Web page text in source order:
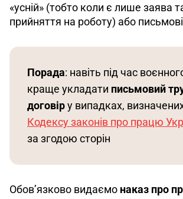
«усній» (тобто коли є лише заява
прийняття на роботу) або
Порада: навіть під час
краще укладати письмовий
договір у випадках,
Кодексу законів про працю
за згодою сторін
Обов’язково видаємо наказ про